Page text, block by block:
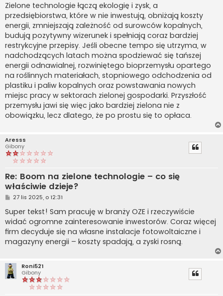
Zielone technologie łączą ekologię i zysk, a
przedsiębiorstwa, które w nie inwestują, obniżają koszty
energii, zmniejszają zależność od surowców kopalnych,
budują pozytywny wizerunek i spełniają coraz bardziej
restrykcyjne przepisy. Jeśli obecne tempo się utrzyma, w
nadchodzących latach można spodziewać się tańszej
energii odnawialnej, rozwiniętego bioprzemysłu opartego
na roślinnych materiałach, stopniowego odchodzenia od
plastiku i paliw kopalnych oraz powstawania nowych
miejsc pracy w sektorach zielonej gospodarki. Przyszłość
przemysłu jawi się więc jako bardziej zielona nie z
obowiązku, lecz dlatego, że po prostu się to opłaca.
Aresss
Gibony
Re: Boom na zielone technologie – co się
właściwie dzieje?
P
s
t
27 lis 2025, o 12:31
Super tekst! Sam pracuję w branży OZE i rzeczywiście
widać ogromne zainteresowanie inwestorów. Coraz więcej
firm decyduje się na własne instalacje fotowoltaiczne i
magazyny energii – koszty spadają, a zyski rosną.
Roni521
Gibony